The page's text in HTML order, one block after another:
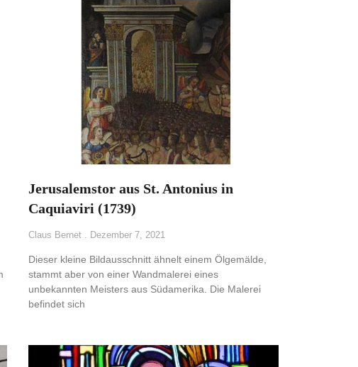
Jerusalemstor aus St. Antonius in
Caquiaviri (1739)
Claus Bernet Dezember 7, 2021
Dieser kleine Bildausschnitt ähnelt einem Ölgemälde,
stammt aber von einer Wandmalerei eines
unbekannten Meisters aus Südamerika. Die Malerei
befindet sich